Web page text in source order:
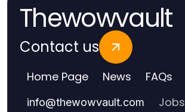
Thewowvault
Contact us
Home Page News FAQs
info@thewowvault.com Jobs